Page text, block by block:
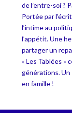
de l’entre-soi ?
Portée par
l’intime au
l’appétit. Une
partager un
« Les Tablées »
générations. Un
en famille !